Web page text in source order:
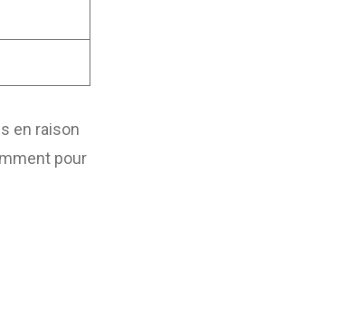
en raison
pour